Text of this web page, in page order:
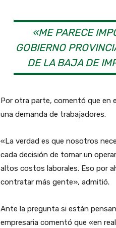
«ME PARECE
GOBIERNO
DE LA BAJA DE
Por otra parte, comentó que
una demanda de trabajadores.
«La verdad es que nosotros
cada decisión de tomar un
altos costos laborales. Eso por
contratar más gente», admitió.
Ante la pregunta si están
empresaria comentó que «en